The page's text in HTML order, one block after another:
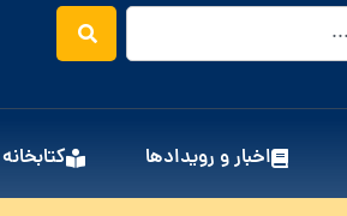
اخبار و رویدادها کتابخانه